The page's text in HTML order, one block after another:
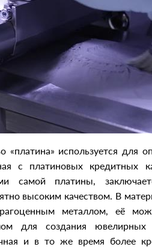
«платина» используется для
с платиновых кредитных
самой платины,
высоким качеством. В
металлом, её
для создания
и в то же время более